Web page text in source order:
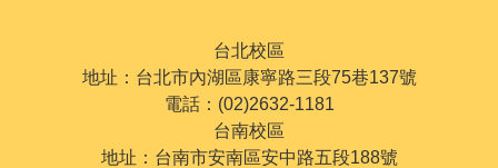
台北校區
地址：台北市內湖區康寧路三段75巷137號
電話：(02)2632-1181
台南校區
地址：台南市安南區安中路五段188號